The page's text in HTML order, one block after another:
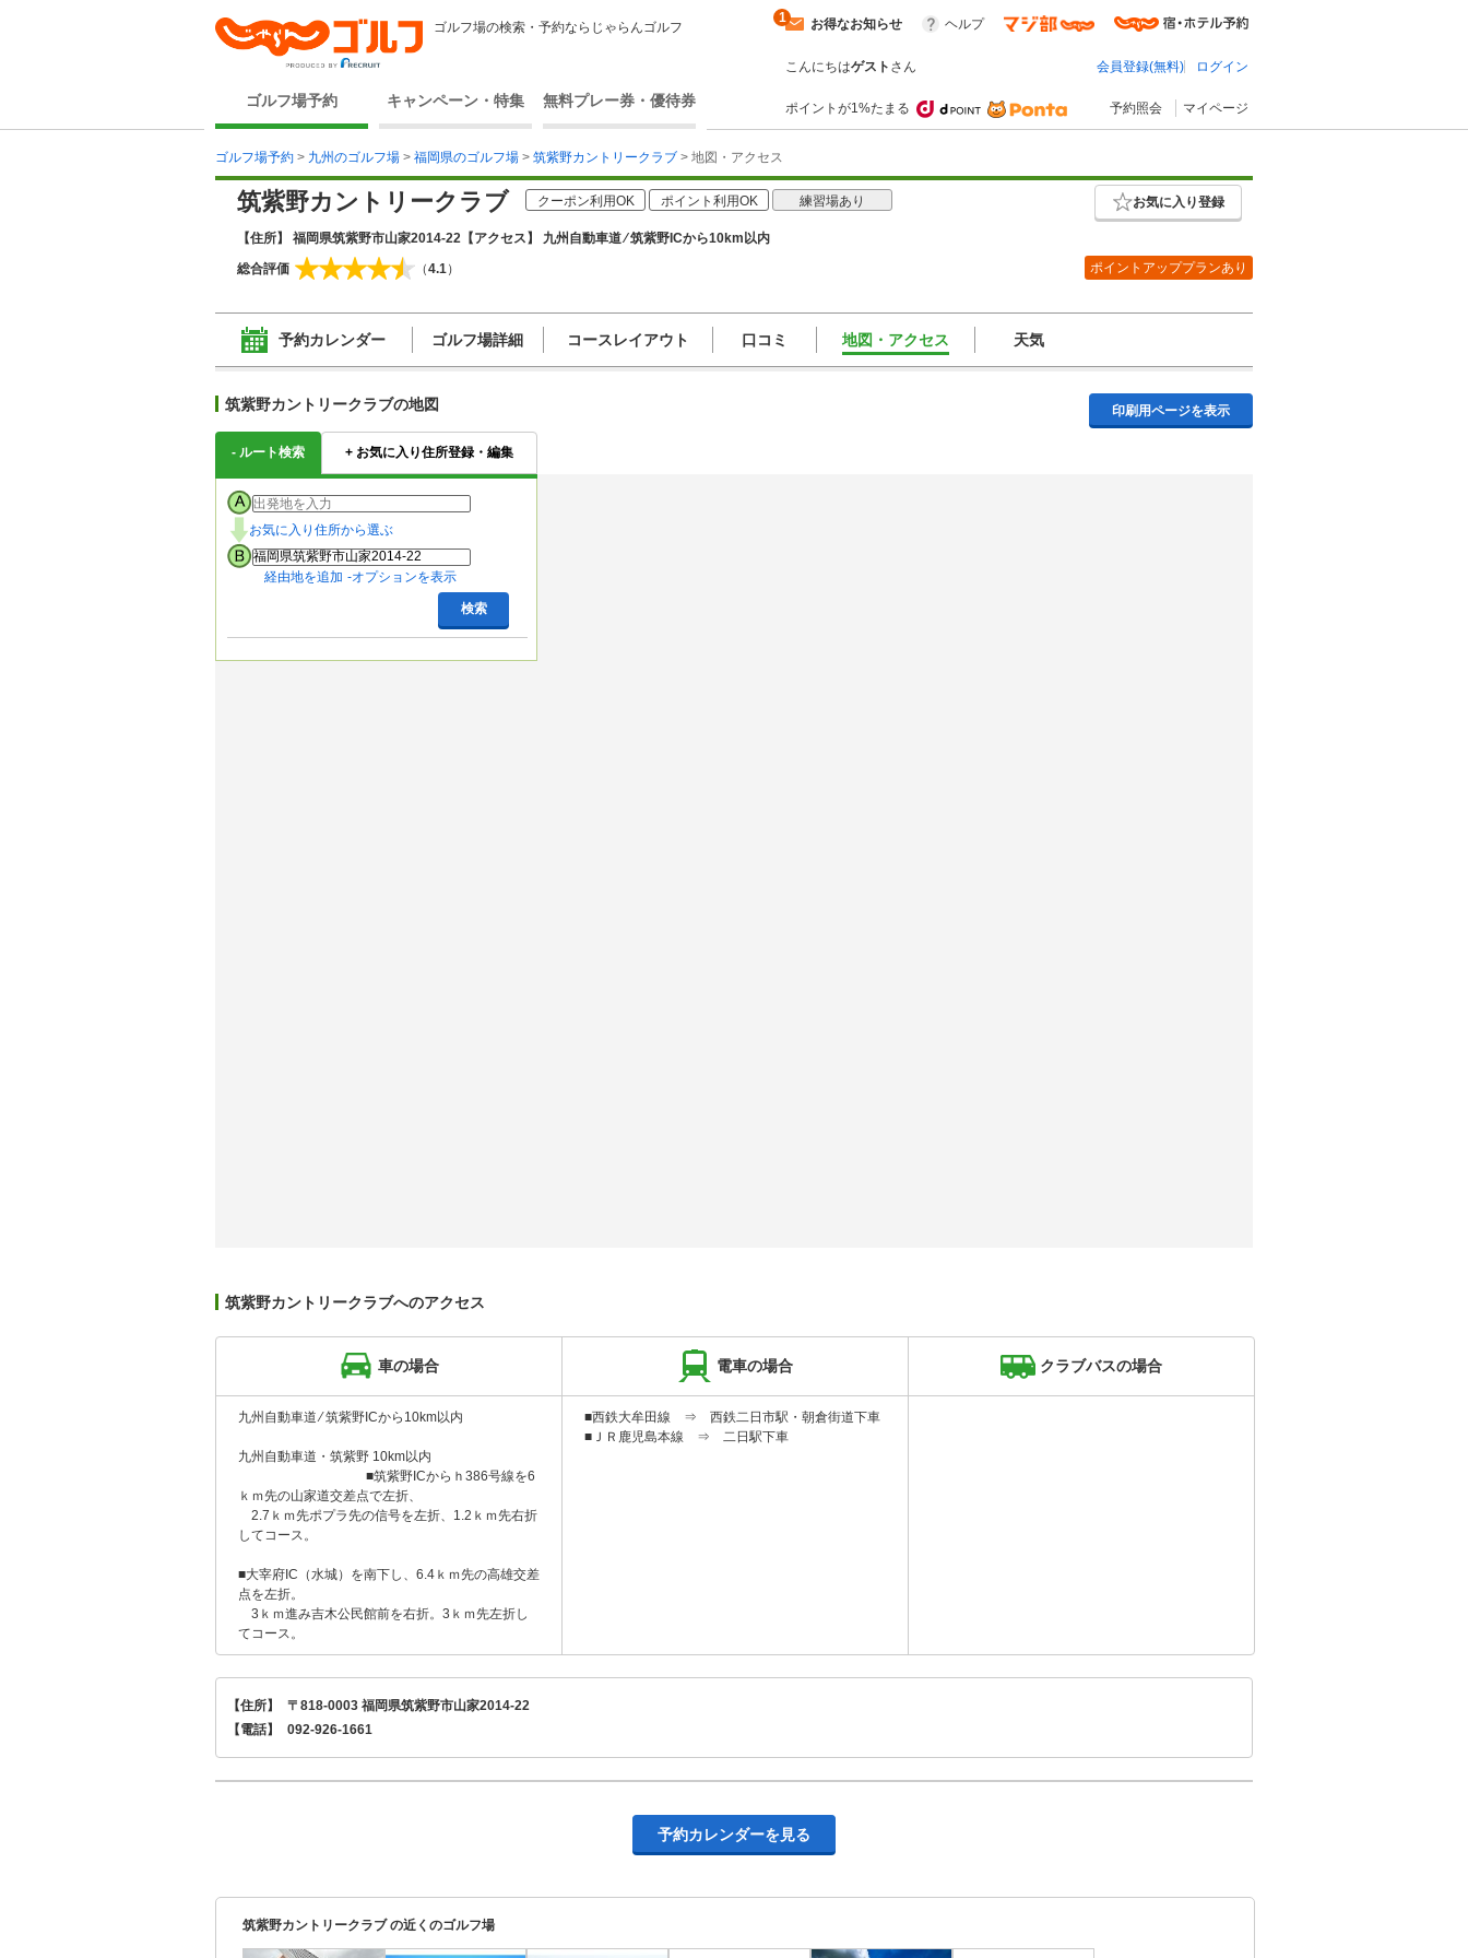
ゴルフ場の検索・予約ならじゃらんゴルフ
ゴルフ場予約 キャンペーン・特集 無料プレー券・優待券
お得なお知らせ
1 ヘルプ
こんにちはゲスト さん 会員登録(無料) ログイン
ポイントが1%たまる 予約照会 マイページ
ゴルフ場予約 > 九州のゴルフ場 > 福岡県のゴルフ場 > 筑紫野カントリークラブ > 地図・アクセス
筑紫野カントリークラブ クーポン利用OK ポイント利用OK 練習場あり お気に入り登録
【住所】 福岡県筑紫野市山家2014-22 【アクセス】 九州自動車道 ⁄ 筑紫野ICから10km以内
総合評価
（4.1） ポイントアッププランあり
予約カレンダー ゴルフ場詳細 コースレイアウト 口コミ 地図・アクセス 天気
筑紫野カントリークラブの地図 印刷用ページを表示
- ルート検索 + お気に入り住所登録・編集
お気に入り住所から選ぶ
経由地を追加 オプションを表示
検索
筑紫野カントリークラブへのアクセス
車の場合 電車の場合 クラブバスの場合
九州自動車道 ⁄ 筑紫野ICから10km以内
九州自動車道・筑紫野 10km以内
■筑紫野ICからｈ386号線を6
ｋｍ先の山家道交差点で左折、
2.7ｋｍ先ポプラ先の信号を左折、1.2ｋｍ先右折
してコース。
■大宰府IC（水城）を南下し、6.4ｋｍ先の高雄交差
点を左折。
3ｋｍ進み吉木公民館前を右折。3ｋｍ先左折し
てコース。
■西鉄大牟田線 ⇒ 西鉄二日市駅・朝倉街道下車
■ＪＲ鹿児島本線 ⇒ 二日駅下車
【住所】
〒818-0003 福岡県筑紫野市山家2014-22
【電話】
092-926-1661
予約カレンダーを見る
筑紫野カントリークラブ の近くのゴルフ場